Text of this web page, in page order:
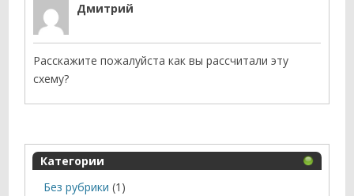
Дмитрий
Расскажите пожалуйста как вы рассчитали эту
схему?
Категории
Без рубрики (1)